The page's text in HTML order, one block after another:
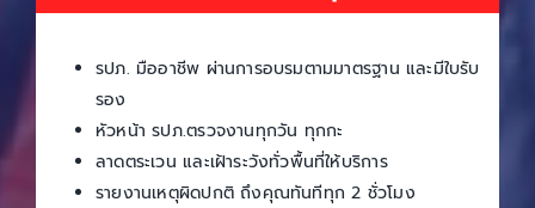
รปภ. มืออาชีพ ผ่านการอบรมตามมาตรฐาน และมีใบรับ
รอง
หัวหน้า รปภ.ตรวจงานทุกวัน ทุกกะ
ลาดตระเวน และเฝ้าระวังทั่วพื้นที่ให้บริการ
รายงานเหตุผิดปกติ ถึงคุณทันทีทุก 2 ชั่วโมง